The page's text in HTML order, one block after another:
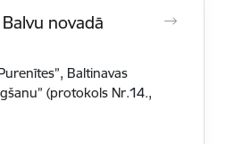
novadā
Baltinavas
(protokols Nr.14.,